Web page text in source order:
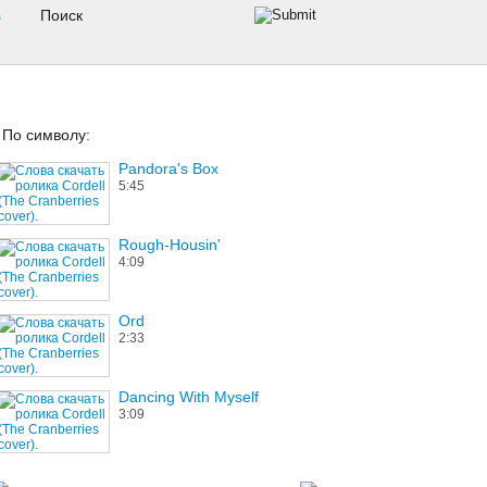
По символу:
Pandora's Box
5:45
Rough-Housin'
4:09
Ord
2:33
Dancing With Myself
3:09